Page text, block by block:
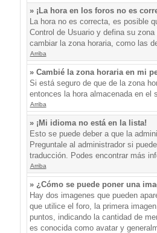
» ¡La hora en los foros no es
La hora no es correcta, es posible
Control de Usuario y defina su
cambiar la zona horaria, como las
Arriba
» Cambié la zona horaria en mi
Si está seguro de que de la zona
entonces la hora almacenada en el
Arriba
» ¡Mi idioma no está en la lista!
Esto se puede deber a que la
Preguntale al administrador si
traducción. Podes encontrar más
Arriba
» ¿Cómo se puede poner una
Hay dos imagenes que pueden
que utilice el foro, la primera
puntos, indicando la cantidad de
es conocida como avatar y